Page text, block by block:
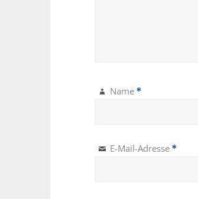
Name *
E-Mail-Adresse *